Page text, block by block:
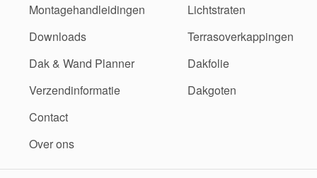
Montagehandleidingen
Downloads
Dak & Wand Planner
Verzendinformatie
Contact
Over ons
Lichtstraten
Terrasoverkappingen
Dakfolie
Dakgoten